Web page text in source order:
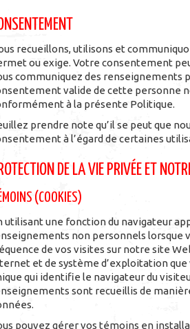
recueillons, utilisons et
ou exige. Votre consentement
communiquez des renseignements
valide de cette personne
à la présente Politique.
prendre note qu’il se peut que
à l’égard de certaines
DE LA VIE PRIVÉE ET
(COOKIES)
utilisant une fonction du navigateur
non personnels lorsque
de vos visites sur notre site
et de système d’exploitation
qui identifie le navigateur du
sont recueillis de
pouvez gérer vos témoins en